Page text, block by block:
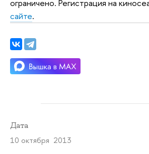
ограничено. Регистрация на
сайте.
Дата
10 октября 2013